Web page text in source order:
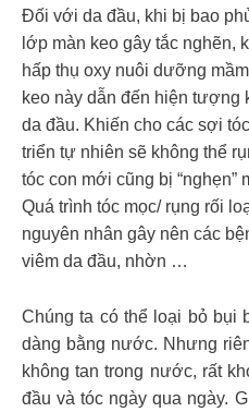
Đối với da đầu, khi bị bao
lớp màn keo gây tắc nghẽn,
hấp thụ oxy nuôi dưỡng
keo này dẫn đến hiện tượng
da đầu. Khiến cho các sợi
triển tự nhiên sẽ không thể
tóc con mới cũng bị “nghẹn”
Quá trình tóc mọc/ rụng rối
nguyên nhân gây nên các
viêm da đầu, nhờn …
Chúng ta có thể loại bỏ bụi
dàng bằng nước. Nhưng
không tan trong nước, rất
đầu và tóc ngày qua ngày.